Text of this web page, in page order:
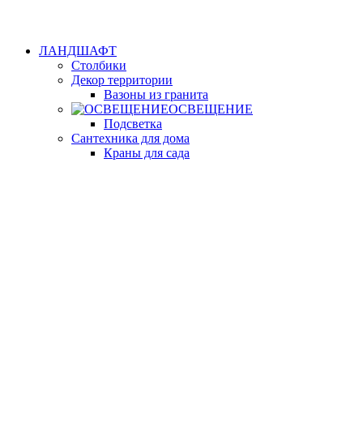
ЛАНДШАФТ
Столбики
Декор территории
Вазоны из гранита
ОСВЕЩЕНИЕ
Подсветка
Сантехника для дома
Краны для сада